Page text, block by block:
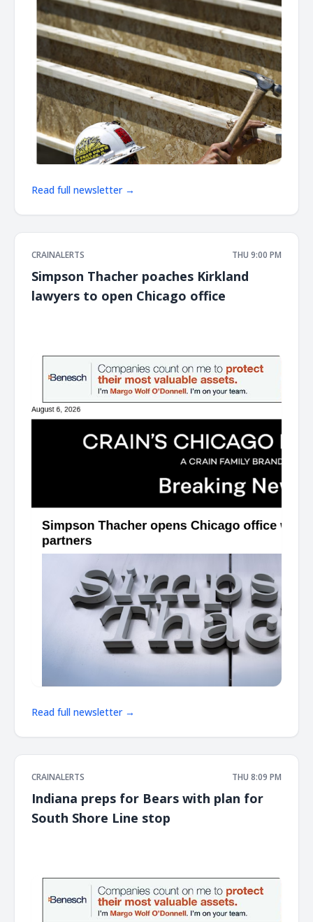
Read full newsletter →
CRAINALERTS THU 9:00 PM
Simpson Thacher poaches Kirkland
lawyers to open Chicago office
Read full newsletter →
CRAINALERTS THU 8:09 PM
Indiana preps for Bears with plan for
South Shore Line stop